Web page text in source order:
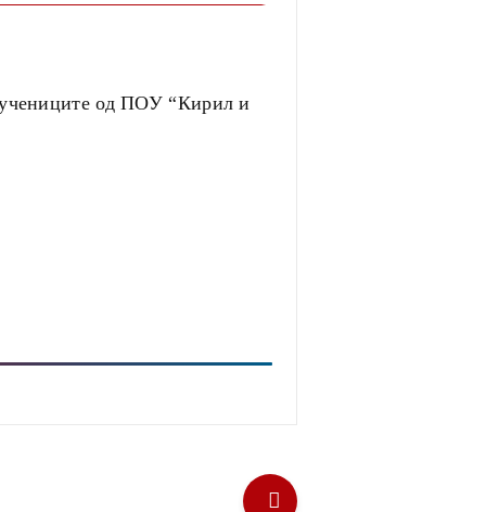
учениците од ПОУ “Кирил и